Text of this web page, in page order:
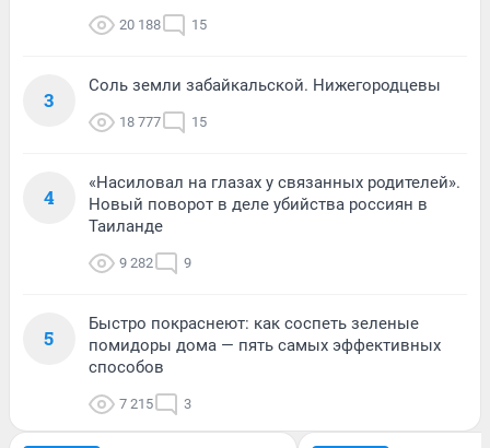
20 188 15
3
Соль земли забайкальской. Нижегородцевы
18 777 15
4
«Насиловал на глазах у связанных родителей».
Новый поворот в деле убийства россиян в
Таиланде
9 282 9
5
Быстро покраснеют: как соспеть зеленые
помидоры дома — пять самых эффективных
способов
7 215 3